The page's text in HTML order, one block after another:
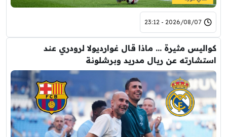
2026/08/07 - 23:12
كواليس مثيرة … ماذا قال غوارديولا لرودري عند
استشارته عن ريال مدريد وبرشلونة